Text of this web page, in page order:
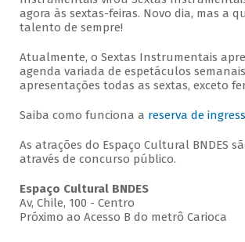
agora às sextas-feiras. Novo dia, mas a
talento de sempre!
Atualmente, o Sextas Instrumentais
agenda variada de espetáculos
apresentações todas as sextas, exceto
Saiba como funciona a reserva de
As atrações do Espaço Cultural BNDES
através de concurso público.
Espaço Cultural BNDES
Av, Chile, 100 - Centro
Próximo ao Acesso B do metrô Carioca